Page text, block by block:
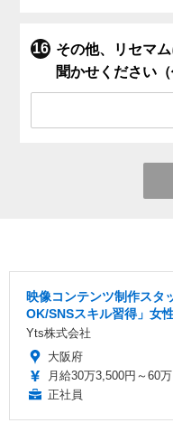
その他、リセマ
聞かせください（
映像コンテンツ制作スタ
OK/SNSスキル習得」女
Yts株式会社
大阪府
月給30万3,500円～60
正社員